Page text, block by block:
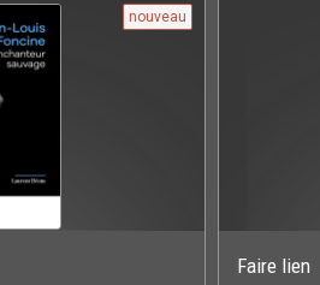
nouveau
Faire lien